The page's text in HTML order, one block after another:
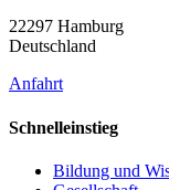
22297 Hamburg
Deutschland
Anfahrt
Schnelleinstieg
Bildung und